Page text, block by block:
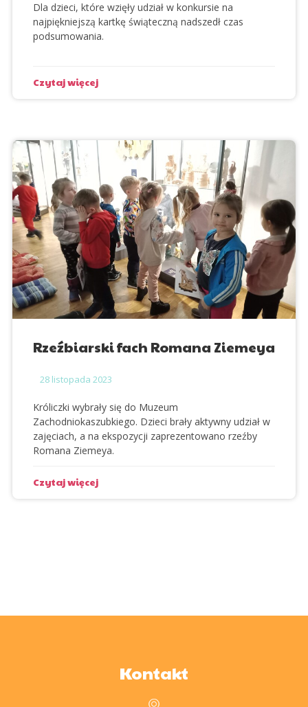
Dla dzieci, które wzięły udział w konkursie na
najpiękniejszą kartkę świąteczną nadszedł czas
podsumowania.
Czytaj więcej
Rzeźbiarski fach Romana Ziemeya
28listopada 2023
Króliczki wybrały się do Muzeum
Zachodniokaszubkiego. Dzieci brały aktywny udział w
zajęciach, a na ekspozycji zaprezentowano rzeźby
Romana Ziemeya.
Czytaj więcej
Kontakt